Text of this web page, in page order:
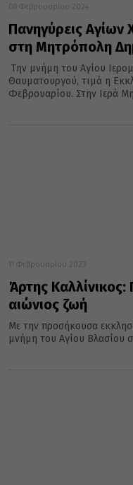
08 Φεβρουαρίου 2024
Πανηγύρεις
στη Μητρόπολη
Την μνήμη του Αγίου
Θαυματουργού, τιμά η
Φεβρουαρίου. Στην Ιερά
11 Φεβρουαρίου 2023
Άρτης
αιώνιος ζωή
Με την προσήκουσα
μνήμη του Αγίου Βλασίου